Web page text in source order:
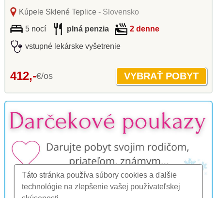
Táto stránka používa súbory cookies a ďalšie
technológie na zlepšenie vašej používateľskej
Kúpele Sklené Teplice- Slovensko
5 nocí plná penzia 2 denne
vstupné lekárske vyšetrenie
412,-€/os